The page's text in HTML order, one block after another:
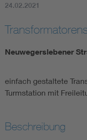
24.02.2021
Neuwegerslebener
einfach gestaltete
Turmstation mit
Beschreibung